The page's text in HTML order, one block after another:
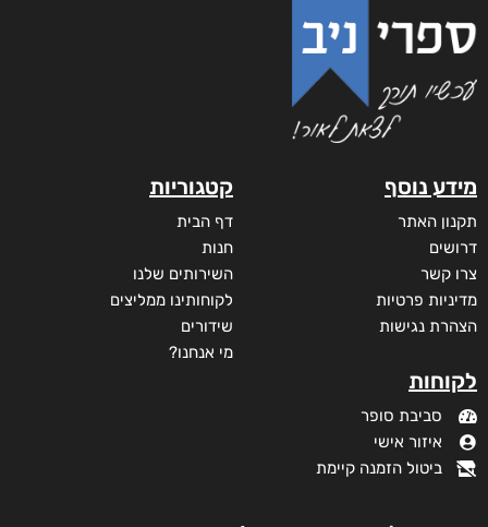
מידע נוסף
תקנון האתר
דרושים
צרו קשר
מדיניות פרטיות
הצהרת נגישות
לקוחות
סביבת סופר
איזור אישי
ביטול הזמנה קיימת
קטגוריות
דף הבית
חנות
השירותים שלנו
לקוחותינו ממליצים
שידורים
מי אנחנו?